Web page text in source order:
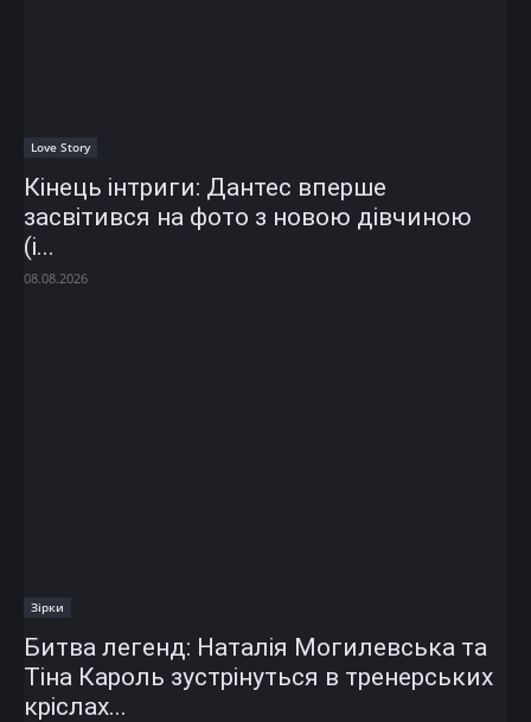
Love Story
Кінець інтриги: Дантес вперше
засвітився на фото з новою дівчиною
(і...
08.08.2026
Зірки
Битва легенд: Наталія Могилевська та
Тіна Кароль зустрінуться в тренерських
кріслах...